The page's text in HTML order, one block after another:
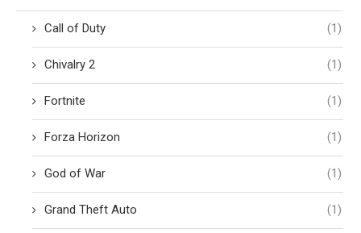
Call of Duty (1)
Chivalry 2 (1)
Fortnite (1)
Forza Horizon (1)
God of War (1)
Grand Theft Auto (1)